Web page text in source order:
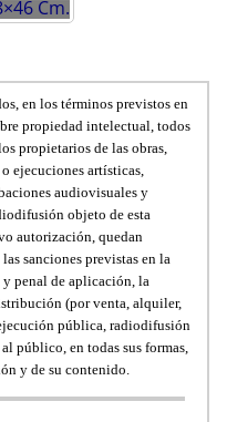
en los términos previstos en
propiedad intelectual, todos
propietarios de las obras,
ejecuciones artísticas,
audiovisuales y
objeto de esta
autorización, quedan
sanciones previstas en la
penal de aplicación, la
(por venta, alquiler,
pública, radiodifusión
público, en todas sus formas,
y de su contenido.